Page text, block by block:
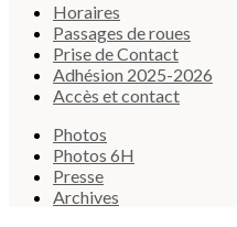
Horaires
Passages de roues
Prise de Contact
Adhésion 2025-2026
Accès et contact
Photos
Photos 6H
Presse
Archives